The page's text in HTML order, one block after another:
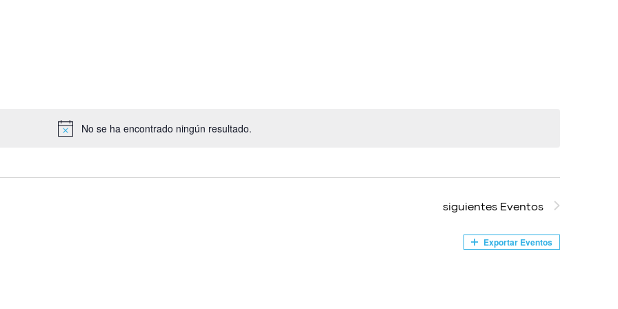
Aviso
No se ha encontrado ningún resultado.
siguientes Eventos
Exportar Eventos